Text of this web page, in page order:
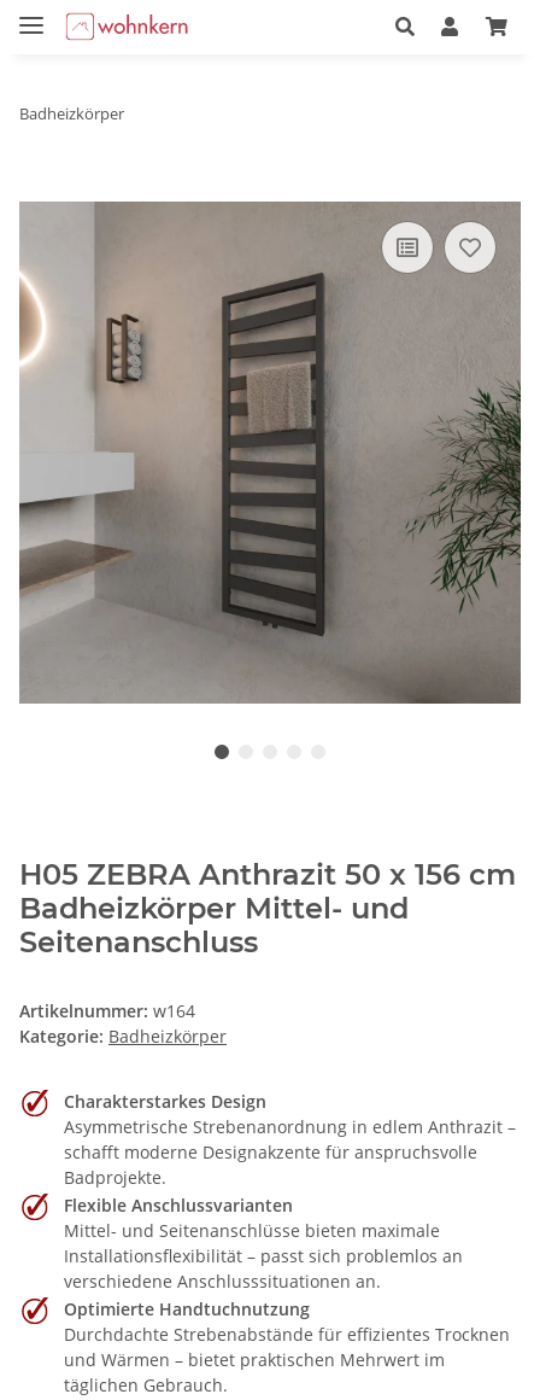
Badheizkörper
H05 ZEBRA Anthrazit 50 x 156 cm
Badheizkörper Mittel- und
Seitenanschluss
Artikelnummer: w164
Kategorie: Badheizkörper
Charakterstarkes Design
Asymmetrische Strebenanordnung in edlem Anthrazit –
schafft moderne Designakzente für anspruchsvolle
Badprojekte.
Flexible Anschlussvarianten
Mittel- und Seitenanschlüsse bieten maximale
Installationsflexibilität – passt sich problemlos an
verschiedene Anschlusssituationen an.
Optimierte Handtuchnutzung
Durchdachte Strebenabstände für effizientes Trocknen
und Wärmen – bietet praktischen Mehrwert im
täglichen Gebrauch.